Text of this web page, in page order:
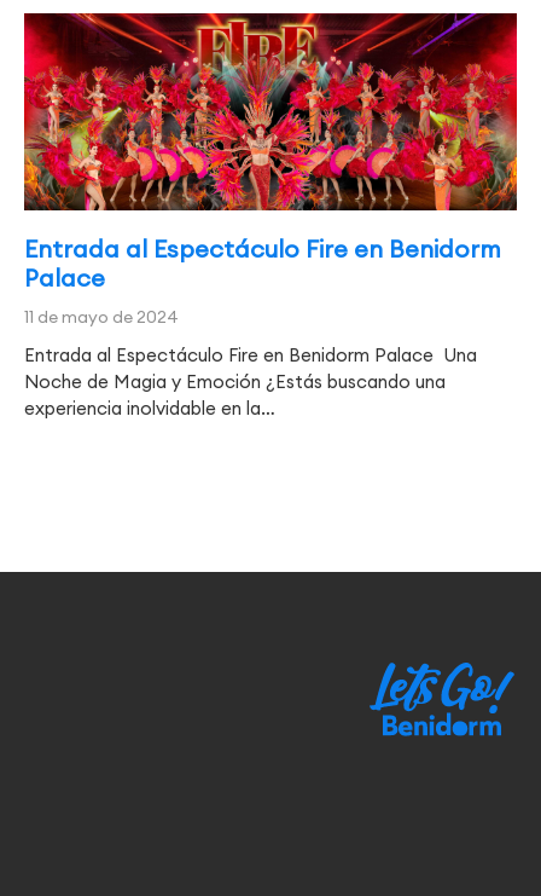
Entrada al Espectáculo Fire en Benidorm
Palace
11 de mayo de 2024
Entrada al Espectáculo Fire en Benidorm Palace Una
Noche de Magia y Emoción ¿Estás buscando una
experiencia inolvidable en la…